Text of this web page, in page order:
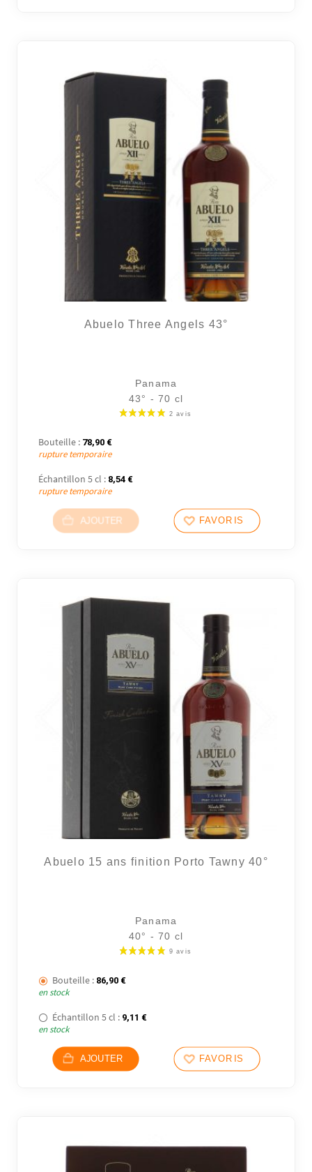
Abuelo Three Angels 43°
Panama
43° - 70 cl
Bouteille : 78,90 €
rupture temporaire
Échantillon 5 cl : 8,54 €
rupture temporaire
AJOUTER FAVORIS
Abuelo 15 ans finition Porto Tawny 40°
Panama
40° - 70 cl
Bouteille : 86,90 €
en stock
Échantillon 5 cl : 9,11 €
en stock
AJOUTER FAVORIS